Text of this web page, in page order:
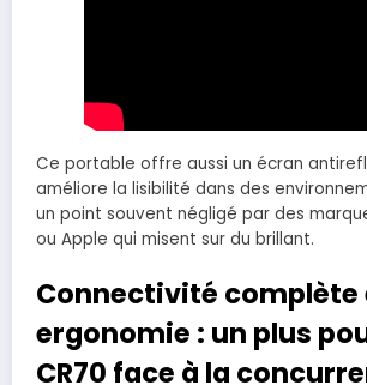
Ce portable offre aussi un écran
améliore la lisibilité dans des
un point souvent négligé par des
ou Apple qui misent sur du brillant.
Connectivité complète
ergonomie : un plus
CR70 face à la